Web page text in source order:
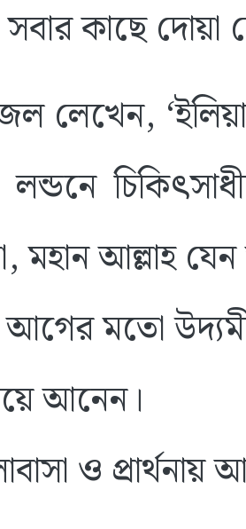
কাছে দোয়া
লেখেন,
লন্ডনে
মহান আল্লাহ
মতো
আনেন।
ও